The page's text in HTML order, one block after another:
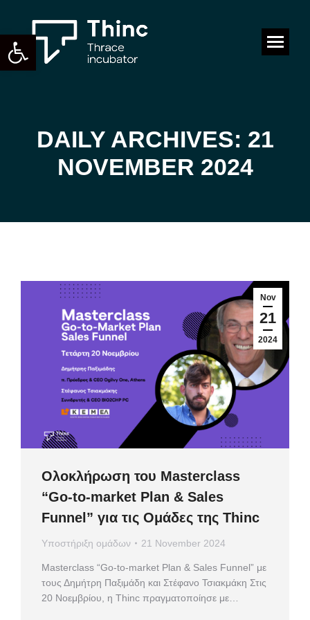
Open toolbar Search:
DAILY ARCHIVES: 21
NOVEMBER 2024
Nov
21
2024
Ολοκλήρωση του Masterclass
“Go-to-market Plan & Sales
Funnel” για τις Ομάδες της Thinc
Υποστήριξη ομάδων 21 November 2024
Masterclass “Go-to-market Plan & Sales Funnel” με
τους Δημήτρη Παξιμάδη και Στέφανο Τσιακμάκη Στις
20 Νοεμβρίου, η Thinc πραγματοποίησε με…